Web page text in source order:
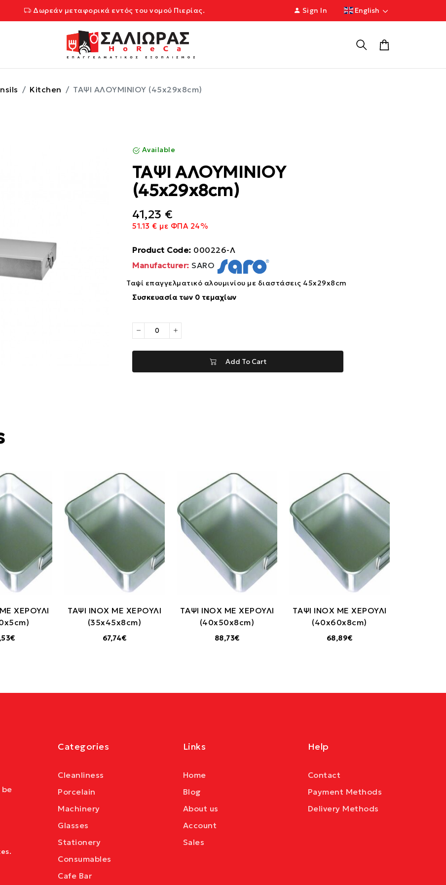
Δωρεάν μεταφορικά εντός του νομού Πιερίας. Sign In English
Kitchen ΤΑΨΙ ΑΛΟΥΜΙΝΙΟΥ (45x29x8cm)
Available
ΤΑΨΙ ΑΛΟΥΜΙΝΙΟΥ
(45x29x8cm)
41,23 €
51.13 € με ΦΠΑ 24%
Product Code: 000226-Λ
Manufacturer: SARO
Ταψί επαγγελματικό αλουμινίου με διαστάσεις 45x29x8cm
Συσκευασία των 0 τεμαχίων
Add To Cart
ΧΕΡΟΥΛΙ
ΤΑΨΙ ΙΝΟΧ ΜΕ ΧΕΡΟΥΛΙ
(35x45x8cm)
67,74€
TΑΨΙ INOX ΜΕ ΧΕΡΟΥΛΙ
(40x50x8cm)
88,73€
TΑΨΙ INOX ΜΕ ΧΕΡΟΥΛΙ
(40x60x8cm)
68,89€
be
Categories
Cleanliness
Porcelain
Machinery
Glasses
Stationery
Consumables
Cafe Bar
Links
Home
Blog
About us
Account
Sales
Help
Contact
Payment Methods
Delivery Methods